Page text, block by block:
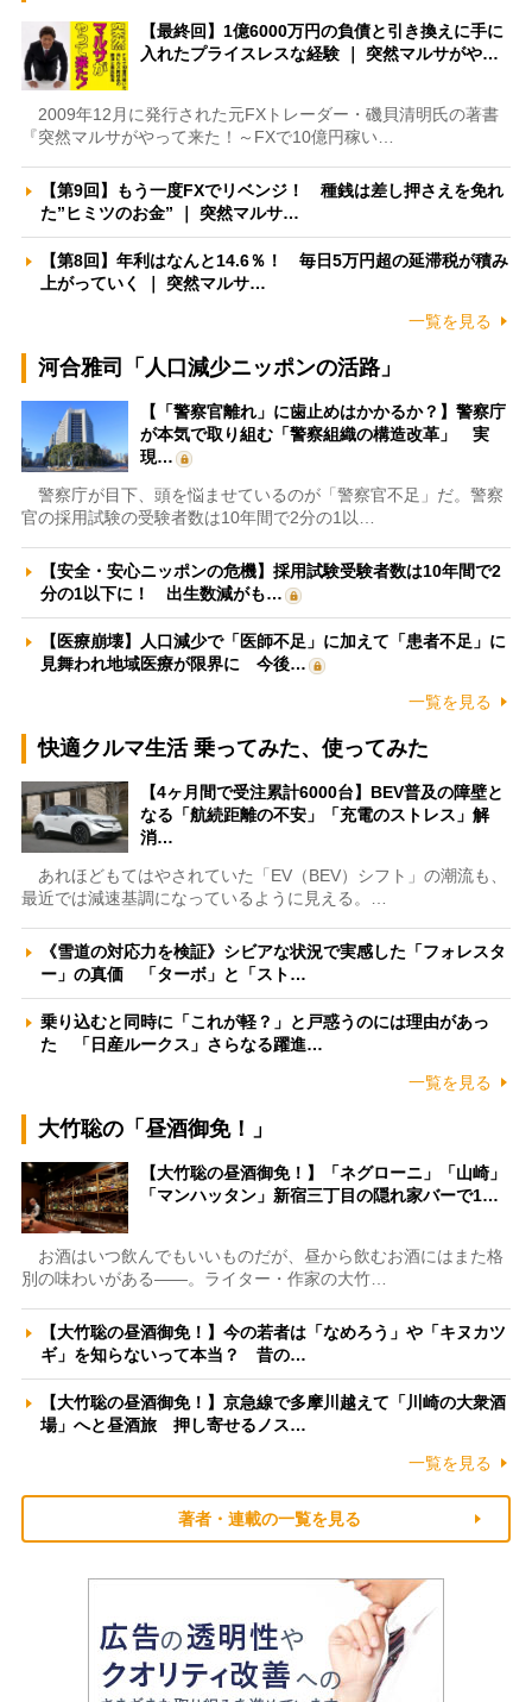
【最終回】1億6000万円の負債と引き換えに手に
入れたプライスレスな経験 ｜ 突然マルサがや…
2009年12月に発行された元FXトレーダー・磯貝清明氏の著書
『突然マルサがやって来た！～FXで10億円稼い…
【第9回】もう一度FXでリベンジ！ 種銭は差し押さえを免れ
た”ヒミツのお金” ｜ 突然マルサ…
【第8回】年利はなんと14.6％！ 毎日5万円超の延滞税が積み
上がっていく ｜ 突然マルサ…
一覧を見る
河合雅司「人口減少ニッポンの活路」
【「警察官離れ」に歯止めはかかるか？】警察庁
が本気で取り組む「警察組織の構造改革」 実
現…
警察庁が目下、頭を悩ませているのが「警察官不足」だ。警察
官の採用試験の受験者数は10年間で2分の1以…
【安全・安心ニッポンの危機】採用試験受験者数は10年間で2
分の1以下に！ 出生数減がも…
【医療崩壊】人口減少で「医師不足」に加えて「患者不足」に
見舞われ地域医療が限界に 今後…
一覧を見る
快適クルマ生活 乗ってみた、使ってみた
【4ヶ月間で受注累計6000台】BEV普及の障壁と
なる「航続距離の不安」「充電のストレス」解
消…
あれほどもてはやされていた「EV（BEV）シフト」の潮流も、
最近では減速基調になっているように見える。…
《雪道の対応力を検証》シビアな状況で実感した「フォレスタ
ー」の真価 「ターボ」と「スト…
乗り込むと同時に「これが軽？」と戸惑うのには理由があっ
た 「日産ルークス」さらなる躍進…
一覧を見る
大竹聡の「昼酒御免！」
【大竹聡の昼酒御免！】「ネグローニ」「山崎」
「マンハッタン」新宿三丁目の隠れ家バーで1…
お酒はいつ飲んでもいいものだが、昼から飲むお酒にはまた格
別の味わいがある――。ライター・作家の大竹…
【大竹聡の昼酒御免！】今の若者は「なめろう」や「キヌカツ
ギ」を知らないって本当？ 昔の…
【大竹聡の昼酒御免！】京急線で多摩川越えて「川崎の大衆酒
場」へと昼酒旅 押し寄せるノス…
一覧を見る
著者・連載の一覧を見る